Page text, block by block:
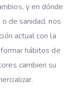
y en dónde
de sanidad, nos
actual con la
hábitos de
cambien su